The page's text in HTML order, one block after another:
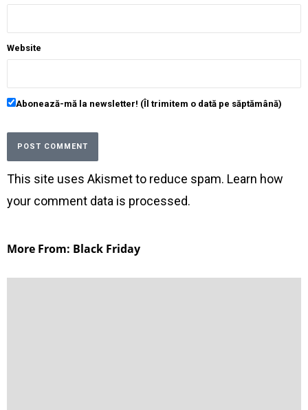
Website
Abonează-mă la newsletter! (Îl trimitem o dată pe săptămână)
This site uses Akismet to reduce spam. Learn how
your comment data is processed.
More From: Black Friday